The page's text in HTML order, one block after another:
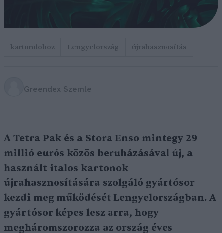
kartondoboz Lengyelország újrahasznosítás
Greendex Szemle
A Tetra Pak és a Stora Enso mintegy 29
millió eurós közös beruházásával új, a
használt italos kartonok
újrahasznosítására szolgáló gyártósor
kezdi meg működését Lengyelországban. A
gyártósor képes lesz arra, hogy
megháromszorozza az ország éves